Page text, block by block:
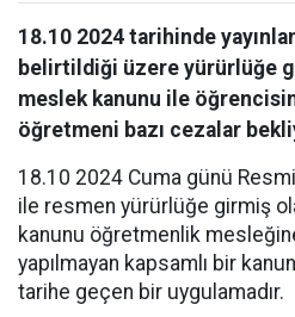
18.10 2024 tarihinde
belirtildiği üzere yürürlüğe
meslek kanunu ile
öğretmeni bazı cezalar
18.10 2024 Cuma günü Resmi
ile resmen yürürlüğe girmiş
kanunu öğretmenlik
yapılmayan kapsamlı bir
tarihe geçen bir uygulamadır.